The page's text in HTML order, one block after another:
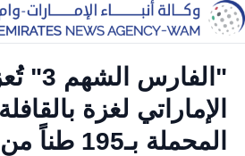
"الفارس
المحملة